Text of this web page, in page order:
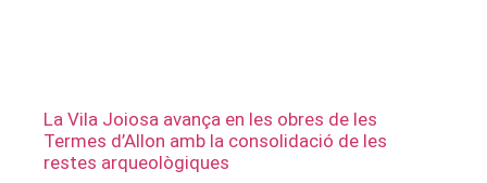
La Vila Joiosa avança en les obres de les
Termes d’Allon amb la consolidació de les
restes arqueològiques